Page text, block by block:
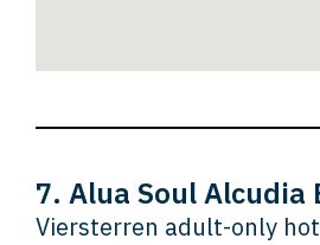
7. Alua Soul Alcudia
Viersterren adult-only